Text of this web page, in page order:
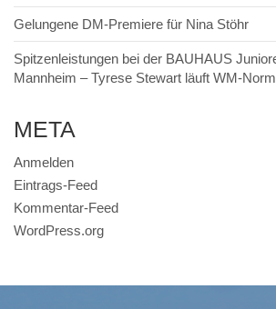
Gelungene DM-Premiere für Nina Stöhr
Spitzenleistungen bei der BAUHAUS
Mannheim – Tyrese Stewart läuft WM-Norm
META
Anmelden
Eintrags-Feed
Kommentar-Feed
WordPress.org